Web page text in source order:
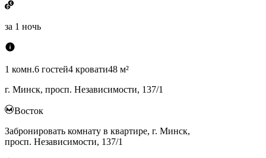
за 1 ночь
1 комн.6 гостей4 кровати48 м²
г. Минск, просп. Независимости, 137/1
Восток
Забронировать комнату в квартире, г. Минск,
просп. Независимости, 137/1